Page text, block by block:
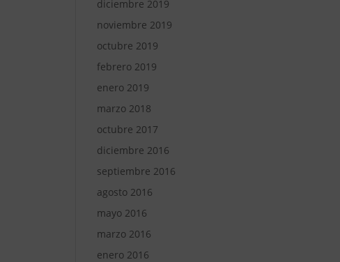
diciembre 2019
noviembre 2019
octubre 2019
febrero 2019
enero 2019
marzo 2018
octubre 2017
diciembre 2016
septiembre 2016
agosto 2016
mayo 2016
marzo 2016
enero 2016